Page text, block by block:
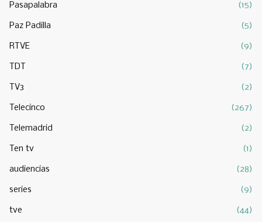
Pasapalabra (15)
Paz Padilla (5)
RTVE (9)
TDT (7)
TV3 (2)
Telecinco (267)
Telemadrid (2)
Ten tv (1)
audiencias (28)
series (9)
tve (44)